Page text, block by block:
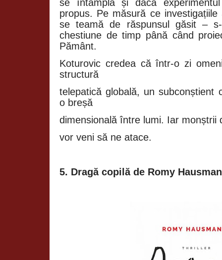
se întâmplă și dacă
propus. Pe măsură ce
se teamă de răspunsul găsit –
chestiune de timp până când
Pământ.
Koturovic credea că într-o zi
structură
telepatică globală, un subconștient
o breșă
dimensională între lumi. Iar monștrii
vor veni să ne atace.
5. Dragă copilă de Romy